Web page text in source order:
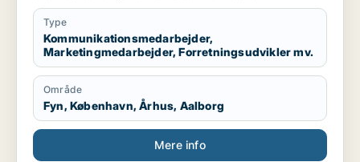
Type
Kommunikationsmedarbejder,
Marketingmedarbejder, Forretningsudvikler mv.
Område
Fyn, København, Århus, Aalborg
Mere info